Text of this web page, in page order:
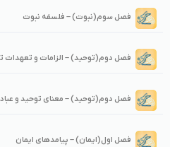
فصل سوم(نبوت) – فلسفه نبوت
فصل دوم(توحید) – الزامات و تعهدات
فصل دوم(توحید) – معنای توحید و
فصل اول(ایمان) – پیامدهای ایمان